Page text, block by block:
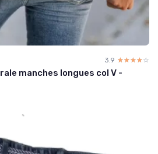
3.9 ☆☆☆☆☆
★★★★★
manches longues col V -